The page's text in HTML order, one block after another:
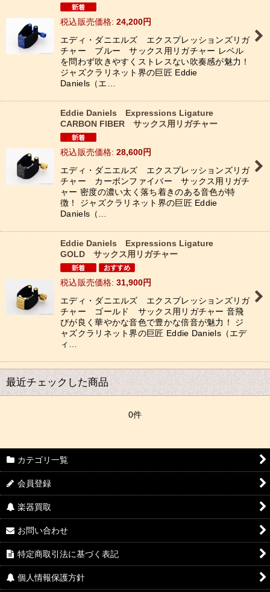
税込 : 24,200円
エディ・ダニエルズ エクスプレッションズリガ
チャー ブルー サックス用リガチャー レベル
を問わず吹きやすくストレスない吹奏感が魅力！
ジャズクラリネット界の巨匠 Eddie
Daniels（エ…
Eddie Daniels Expressions Ligature
CARBON FIBER サックス用リガチャー
税込 : 28,600円
エディ・ダニエルズ エクスプレッションズリガ
チャー カーボンファイバー サックス用リガチ
ャー 密度の濃い太く落ち着きのある音色が特
徴！ ジャズクラリネット界の巨匠 Eddie
Daniels（…
Eddie Daniels Expressions Ligature
GOLD サックス用リガチャー
税込 : 31,900円
エディ・ダニエルズ エクスプレッションズリガ
チャー ゴールド サックス用リガチャー 音飛
びが良く華やかな音色で豊かな倍音が魅力！ ジ
ャズクラリネット界の巨匠 Eddie Daniels（エデ
ィ…
最近チェックした商品
0件
カテゴリ一覧
会員登録
楽器買取
お問い合わせ
特定商取引法に基づく表記
個人情報保護方針